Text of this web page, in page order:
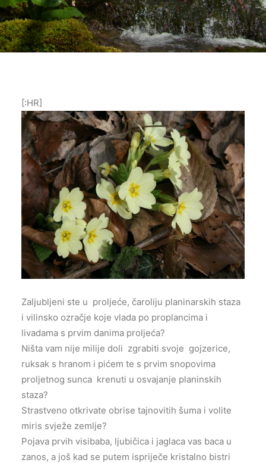
[:HR]
Zaljubljeni ste u proljeće, čaroliju planinarskih staza
i vilinsko ozračje koje vlada po proplancima i
livadama s prvim danima proljeća?
Ništa vam nije milije doli zgrabiti svoje gojzerice,
ruksak s hranom i pićem te s prvim snopovima
proljetnog sunca krenuti u osvajanje planinskih
staza?
Strastveno otkrivate obrise tajnovitih šuma i volite
miris svježe zemlje?
Pojava prvih visibaba, ljubičica i jaglaca vas baca u
zanos, a još kad se putem ispriječe kristalno bistri